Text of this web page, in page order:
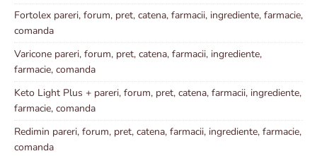
Fortolex pareri, forum, pret, catena, farmacii, ingrediente, farmacie,
comanda
Varicone pareri, forum, pret, catena, farmacii, ingrediente,
farmacie, comanda
Keto Light Plus + pareri, forum, pret, catena, farmacii, ingrediente,
farmacie, comanda
Redimin pareri, forum, pret, catena, farmacii, ingrediente, farmacie,
comanda